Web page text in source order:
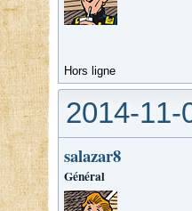
Hors ligne
2014-11-
salazar8
Général